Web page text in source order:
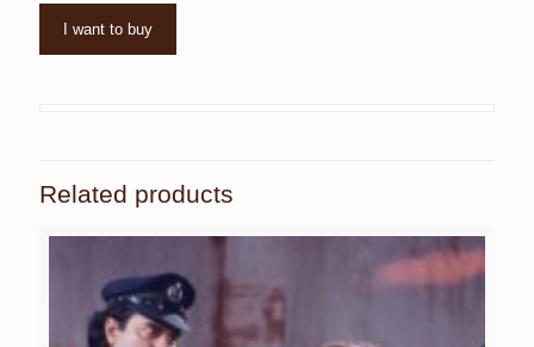
I want to buy
Related products